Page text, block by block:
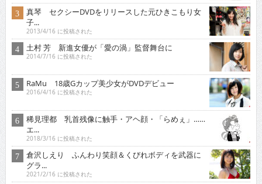
真琴 セクシーDVDをリリースした元ひきこもり女
子...
2013/4/16 に投稿された
土村 芳 新進女優が「愛の渦」監督舞台に
2014/7/16 に投稿された
RaMu 18歳Gカップ美少女がDVDデビュー
2016/4/16 に投稿された
稀見理都 乳首残像に触手・アヘ顔・「らめぇ」……
エ...
2018/3/16 に投稿された
倉沢しえり ふんわり笑顔＆くびれボディを武器に
グラ...
2021/2/16 に投稿された